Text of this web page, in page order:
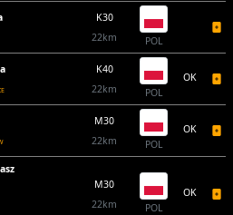
K30
22km
POL
K40
22km
POL
OK
M30
22km
POL
OK
M30
22km
POL
OK